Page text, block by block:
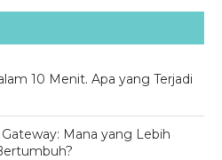
10 Menit. Apa yang Terjadi
Mana yang Lebih